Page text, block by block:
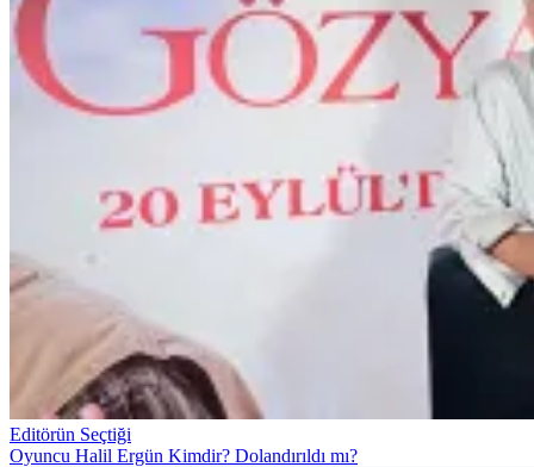
Editörün Seçtiği
Oyuncu Halil Ergün Kimdir? Dolandırıldı mı?